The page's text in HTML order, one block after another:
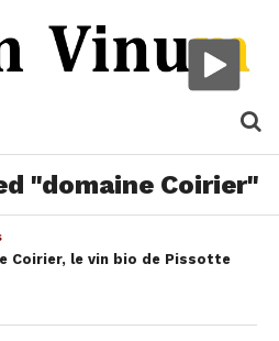
"domaine Coirier"
Coirier, le vin bio de Pissotte